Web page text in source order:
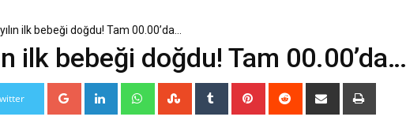
ilk bebeği doğdu! Tam 00.00’da…
ilk bebeği doğdu! Tam 00.00’da…
Google+ LinkedIn WhatsappStumbleUpon
Tumblr Pinterest Reddit
Share